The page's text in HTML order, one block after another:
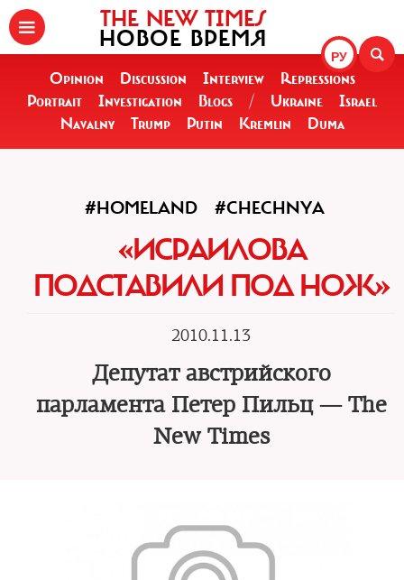
РУ
THE NEW TIMES
НОВОЕ ВРЕМЯ
Opinion Discussion Interview
Repressions
Portrait
Investigation Blogs / Ukraine
Israel
Navalny
Trump Putin Kremlin Duma
#HOMELAND #CHECHNYA
«ИСРАИЛОВА
ПОДСТАВИЛИ ПОД НОЖ»
2010.11.13
Депутат австрийского
парламента Петер Пильц — The
New Times